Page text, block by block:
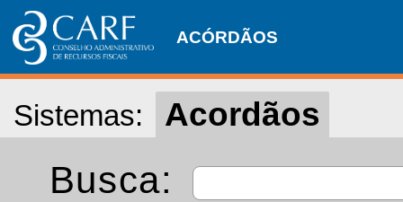
ACÓRDÃOS
Sistemas: Acordãos
Busca: